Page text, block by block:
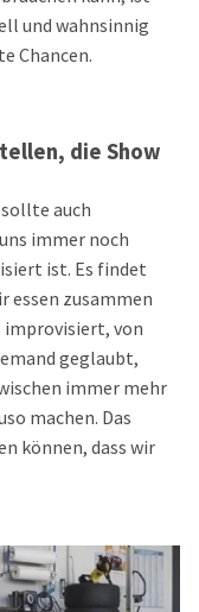
und wahnsinnig
Chancen.
die Show
auch
immer noch
ist. Es findet
essen zusammen
improvisiert, von
geglaubt,
immer mehr
machen. Das
können, dass wir